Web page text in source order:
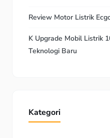
Review Motor Listrik
K Upgrade Mobil Listrik
Teknologi Baru
Kategori